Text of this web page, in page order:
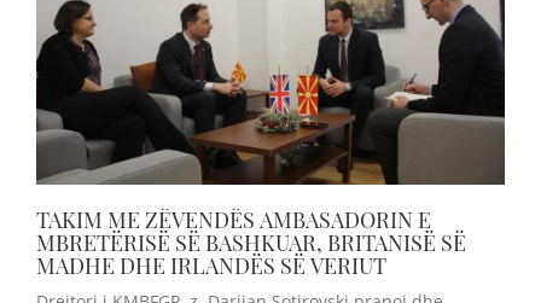
TAKIM ME ZËVENDËS AMBASADORIN E
MBRETËRISË SË BASHKUAR, BRITANISË SË
MADHE DHE IRLANDËS SË VERIUT